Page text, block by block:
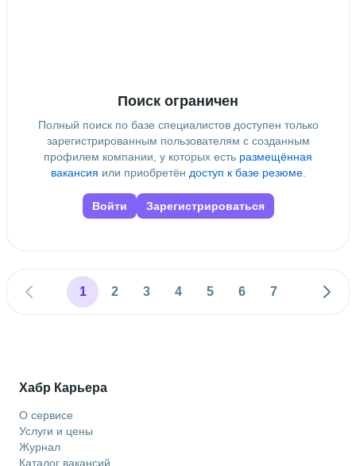
Поиск ограничен
Полный поиск по базе специалистов доступен только
зарегистрированным пользователям с созданным
профилем компании, у которых есть размещённая
вакансия или приобретён доступ к базе резюме.
Войти Зарегистрироваться
1 2 3 4 5 6 7
Хабр Карьера
О сервисе
Услуги и цены
Журнал
Каталог вакансий